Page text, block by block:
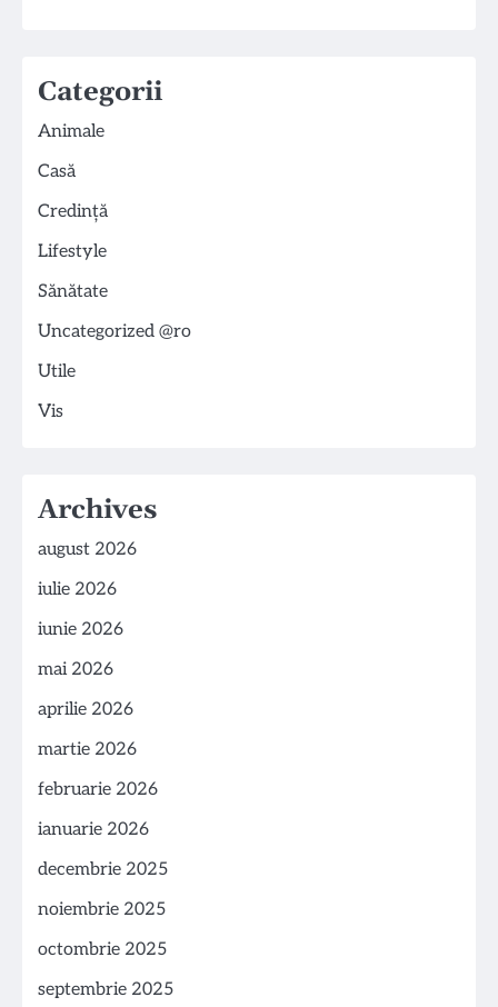
Categorii
Animale
Casă
Credință
Lifestyle
Sănătate
Uncategorized @ro
Utile
Vis
Archives
august 2026
iulie 2026
iunie 2026
mai 2026
aprilie 2026
martie 2026
februarie 2026
ianuarie 2026
decembrie 2025
noiembrie 2025
octombrie 2025
septembrie 2025